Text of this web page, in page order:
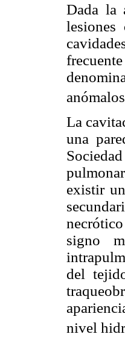
Dada la
lesiones
La
una
existir
signo
del
nivel